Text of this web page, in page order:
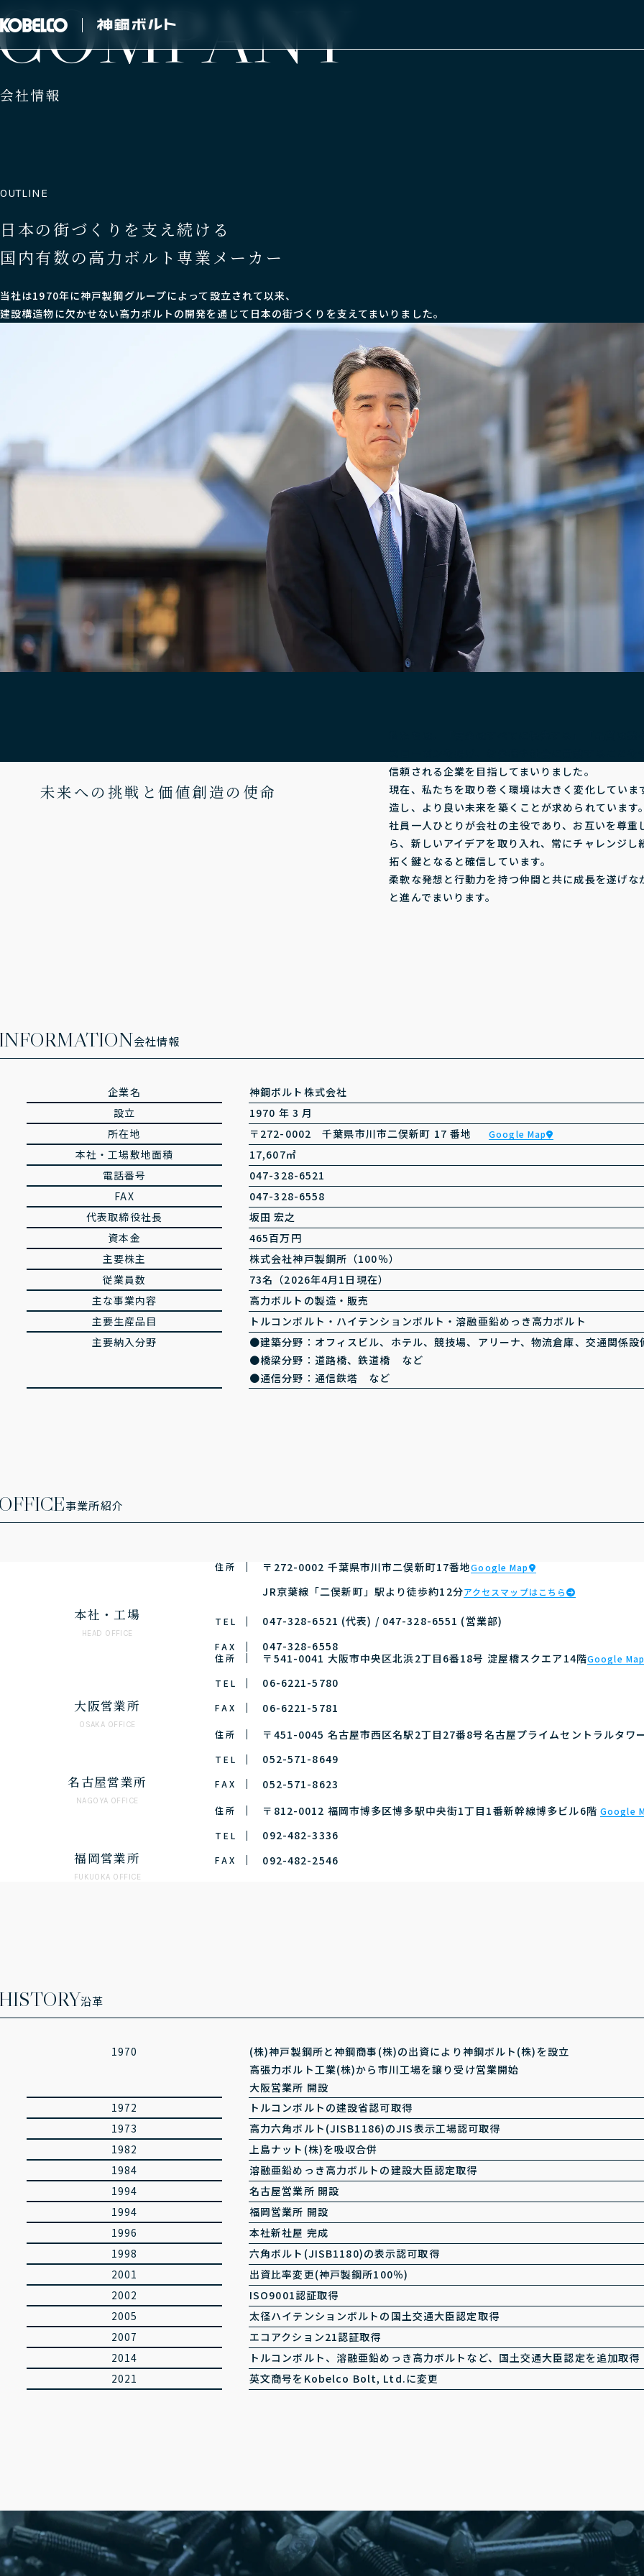
OMPANY
会社情報
日本の街づくりを支え続ける
国内有数の高力ボルト専業メーカー
当社は1970年に神戸製鋼グループによって設立されて以来、
建設構造物に欠かせない高力ボルトの開発を通じて日本の街づくりを支えてまいりました。
未来への挑戦と価値創造の使命
信頼される企業を目指してまいりました。
現在、私たちを取り巻く環境は大きく変化してい
造し、より良い未来を築くことが求められています
社員一人ひとりが会社の主役であり、お互いを尊
ら、新しいアイデアを取り入れ、常にチャレンジ
拓く鍵となると確信しています。
柔軟な発想と行動力を持つ仲間と共に成長を遂げ
と進んでまいります。
会社情報
企業名
神鋼ボルト株式会社
設立
1970 年 3 月
所在地
〒272-0002 千葉県市川市二俣新町 17 番地 Google Map
本社・工場敷地面積
17,607㎡
電話番号
047-328-6521
FAX
047-328-6558
代表取締役社長
坂田 宏之
資本金
465百万円
主要株主
株式会社神戸製鋼所（100％）
従業員数
73名（2026年4月1日現在）
主な事業内容
高力ボルトの製造・販売
主要生産品目
トルコンボルト・ハイテンションボルト・溶融亜鉛めっき高力ボルト
主要納入分野
建築分野：オフィスビル、ホテル、競技場、アリーナ、物流倉庫、交通関係
橋梁分野：道路橋、鉄道橋 など
通信分野：通信鉄塔 など
事業所紹介
本社・工場
HEAD OFFICE
住 所 〒272-0002 千葉県市川市二俣新町17番地Google Map
JR京葉線「二俣新町」駅より徒歩約12分アクセスマップはこちら
T E L 047-328-6521 (代表) / 047-328-6551 (営業部)
F A X 047-328-6558
大阪営業所
OSAKA OFFICE
住 所 〒541-0041 大阪市中央区北浜2丁目6番18号 淀屋橋スクエア14階Google
T E L 06-6221-5780
F A X 06-6221-5781
名古屋営業所
NAGOYA OFFICE
住 所 〒451-0045 名古屋市西区名駅2丁目27番8号名古屋プライムセントラルタワ
T E L 052-571-8649
F A X 052-571-8623
福岡営業所
FUKUOKA OFFICE
住 所 〒812-0012 福岡市博多区博多駅中央街1丁目1番新幹線博多ビル6階 Google
T E L 092-482-3336
F A X 092-482-2546
沿革
1970
(株)神戸製鋼所と神鋼商事(株)の出資により神鋼ボルト(株)を設立
高張力ボルト工業(株)から市川工場を譲り受け営業開始
大阪営業所 開設
1972
トルコンボルトの建設省認可取得
1973
高力六角ボルト(JISB1186)のJIS表示工場認可取得
1982
上島ナット(株)を吸収合併
1984
溶融亜鉛めっき高力ボルトの建設大臣認定取得
1994
名古屋営業所 開設
1994
福岡営業所 開設
1996
本社新社屋 完成
1998
六角ボルト(JISB1180)の表示認可取得
2001
出資比率変更(神戸製鋼所100％)
2002
ISO9001認証取得
2005
太径ハイテンションボルトの国土交通大臣認定取得
2007
エコアクション21認証取得
2014
トルコンボルト、溶融亜鉛めっき高力ボルトなど、国土交通大臣認定を追加取得
2021
英文商号をKobelco Bolt, Ltd.に変更